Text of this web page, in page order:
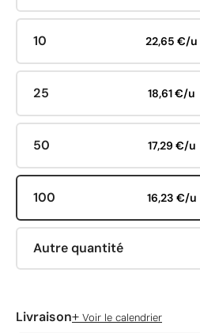
10 22,65 €/u
25 18,61 €/u
50 17,29 €/u
100 16,23 €/u
Autre quantité
Livraison+ Voir le calendrier